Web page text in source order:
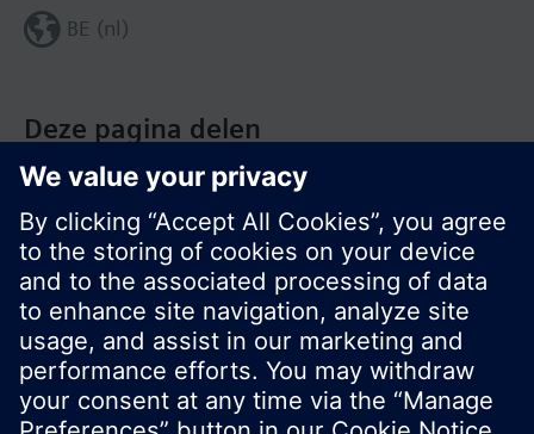
Deze pagina delen
BE (nl)
© Siemens Nederland N.V. 2017